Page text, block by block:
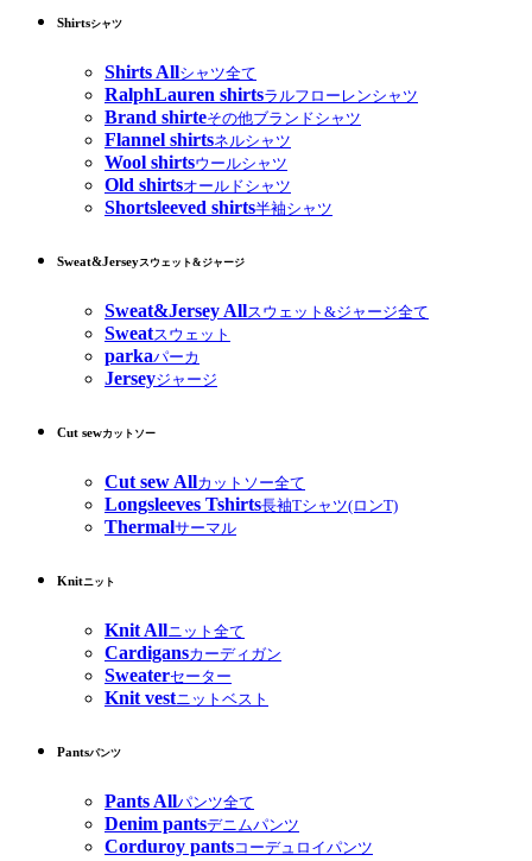
Shirtsシャツ
Shirts Allシャツ全て
RalphLauren shirtsラルフローレンシャツ
Brand shirteその他ブランドシャツ
Flannel shirtsネルシャツ
Wool shirtsウールシャツ
Old shirtsオールドシャツ
Shortsleeved shirts半袖シャツ
Sweat&Jerseyスウェット&ジャージ
Sweat&Jersey Allスウェット&ジャージ全て
Sweatスウェット
parkaパーカ
Jerseyジャージ
Cut sewカットソー
Cut sew Allカットソー全て
Longsleeves Tshirts長袖Tシャツ(ロンT)
Thermalサーマル
Knitニット
Knit Allニット全て
Cardigansカーディガン
Sweaterセーター
Knit vestニットベスト
Pantsパンツ
Pants Allパンツ全て
Denim pantsデニムパンツ
Corduroy pantsコーデュロイパンツ